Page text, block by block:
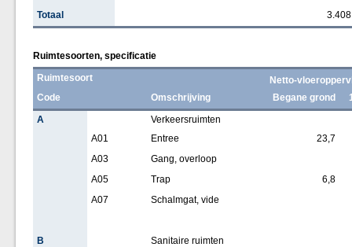
Totaal
Ruimtesoorten, specificatie
Ruimtesoort
Netto-
Code
Omschrijving Begane grond
A
Verkeersruimten
A01
Entree
23,7
A03
Gang, overloop
A05
Trap
6,8
A07
Schalmgat, vide
B
Sanitaire ruimten